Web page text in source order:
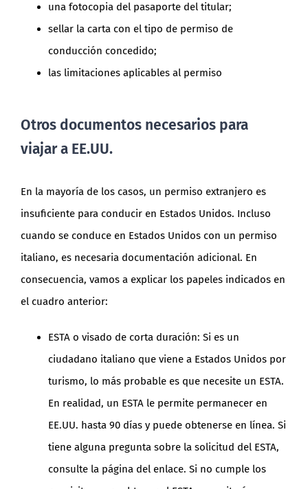
una fotocopia del pasaporte del titular;
sellar la carta con el tipo de permiso de
conducción concedido;
las limitaciones aplicables al permiso
Otros documentos necesarios para
viajar a EE.UU.
En la mayoría de los casos, un permiso extranjero es
insuficiente para conducir en Estados Unidos. Incluso
cuando se conduce en Estados Unidos con un permiso
italiano, es necesaria documentación adicional. En
consecuencia, vamos a explicar los papeles indicados en
el cuadro anterior:
ESTA o visado de corta duración: Si es un
ciudadano italiano que viene a Estados Unidos por
turismo, lo más probable es que necesite un ESTA.
En realidad, un ESTA le permite permanecer en
EE.UU. hasta 90 días y puede obtenerse en línea. Si
tiene alguna pregunta sobre la solicitud del ESTA,
consulte la página del enlace. Si no cumple los